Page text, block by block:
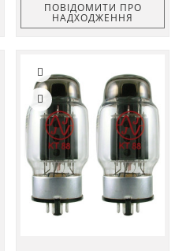
ПОВІДОМИТИ ПРО
НАДХОДЖЕННЯ